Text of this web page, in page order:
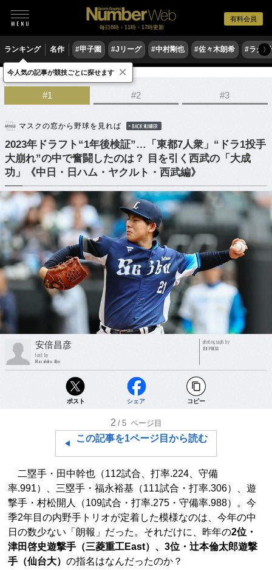
有料会員
毎日6時・11時・17時更新
ランキング 名作 #甲子園 #Jリーグ #中村剛也 #佐々木朗希 #ラグ〉
野球 プロ野球 ドラフト会議
#1 #2 #3
マスクの窓から野球を見れば BACK NUMBER
2023年ドラフト“1年後検証”…「東都7人衆」“ドラ1投手
大崩れ”の中で奮闘したのは？ 目を引く西武の「大成
功」《中日・日ハム・ヤクルト・西武編》
安倍昌彦
text by
Masahiko Abe
photograph by
JIJI PRESS
ポスト シェア コピー
2 /5 ページ目
この記事を1ページ目から読む
二塁手・田中幹也（112試合、打率.224、守備
率.991）、三塁手・福永裕基（111試合・打率.306）、遊
撃手・村松開人（109試合・打率.275・守備率.988）。今
季2年目の内野手トリオが定着した模様なのは、今年の中
日の数少ない「朗報」だった。それだけに、昨年の2位・
津田啓史遊撃手（三菱重工East）、3位・辻本倫太郎遊撃
手（仙台大） の指名はなんだったのか？
今人気の記事が競技ごとに探せます ×